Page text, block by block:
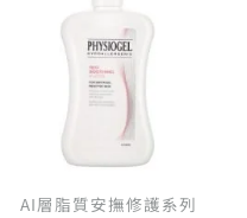
AI層脂質安撫修護系列
價
格：
NT$ 1,100